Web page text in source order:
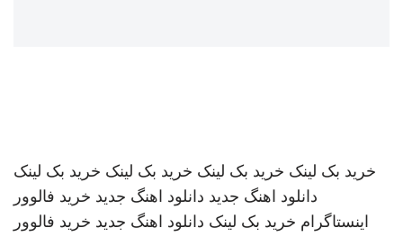
خرید بک لینک خرید بک لینک خرید بک لینک خرید بک لینک
دانلود اهنگ جدید دانلود اهنگ جدید خرید فالوور
اینستاگرام خرید بک لینک دانلود اهنگ جدید خرید فالوور